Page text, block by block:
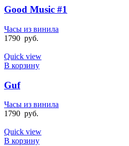
Good Music #1
Часы из винила
1790 руб.
Quick view
В корзину
Guf
Часы из винила
1790 руб.
Quick view
В корзину